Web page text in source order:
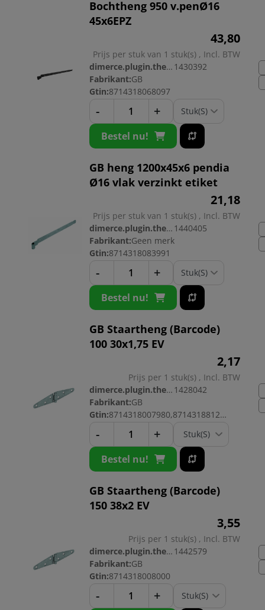
Bochtheng 950 v.penØ16
45x6EPZ
43,80
Prijs per stuk van 1 stuk(s) , Incl. BTW
dimerce.plugin.theme.productnr: 1430392
Fabrikant:GB
Gtin:8714318068097
- +
Bestel nu!
GB heng 1200x45x6 pendia
Ø16 vlak verzinkt etiket
21,18
Prijs per stuk van 1 stuk(s) , Incl. BTW
dimerce.plugin.theme.productnr: 1440405
Fabrikant:Geen merk
Gtin:8714318083991
- +
Bestel nu!
GB Staartheng (Barcode)
100 30x1,75 EV
2,17
Prijs per 1 stuk(s) , Incl. BTW
dimerce.plugin.theme.productnr: 1428042
Fabrikant:GB
Gtin:
8714318007980,8714318812379
- +
Bestel nu!
GB Staartheng (Barcode)
150 38x2 EV
3,55
Prijs per 1 stuk(s) , Incl. BTW
dimerce.plugin.theme.productnr: 1442579
Fabrikant:GB
Gtin:8714318008000
- +